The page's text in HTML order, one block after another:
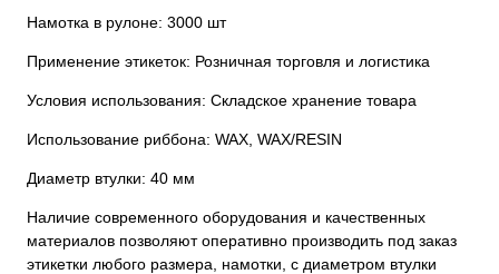
Намотка в рулоне: 3000 шт
Применение этикеток: Розничная торговля и логистика
Условия использования: Складское хранение товара
Использование риббона: WAX, WAX/RESIN
Диаметр втулки: 40 мм
Наличие современного оборудования и качественных
материалов позволяют оперативно производить под заказ
этикетки любого размера, намотки, с диаметром втулки